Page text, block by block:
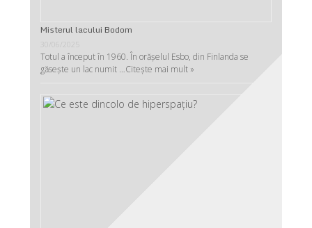
Misterul lacului Bodom
Totul a început în 1960. În orășelul Esbo, din Finlanda se
găsește un lac numit …Citește mai mult »